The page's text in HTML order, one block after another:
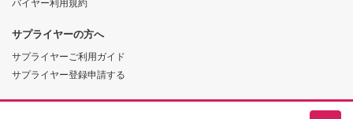
バイヤー利用規約
サプライヤーの方へ
サプライヤーご利用ガイド
サプライヤー登録申請する